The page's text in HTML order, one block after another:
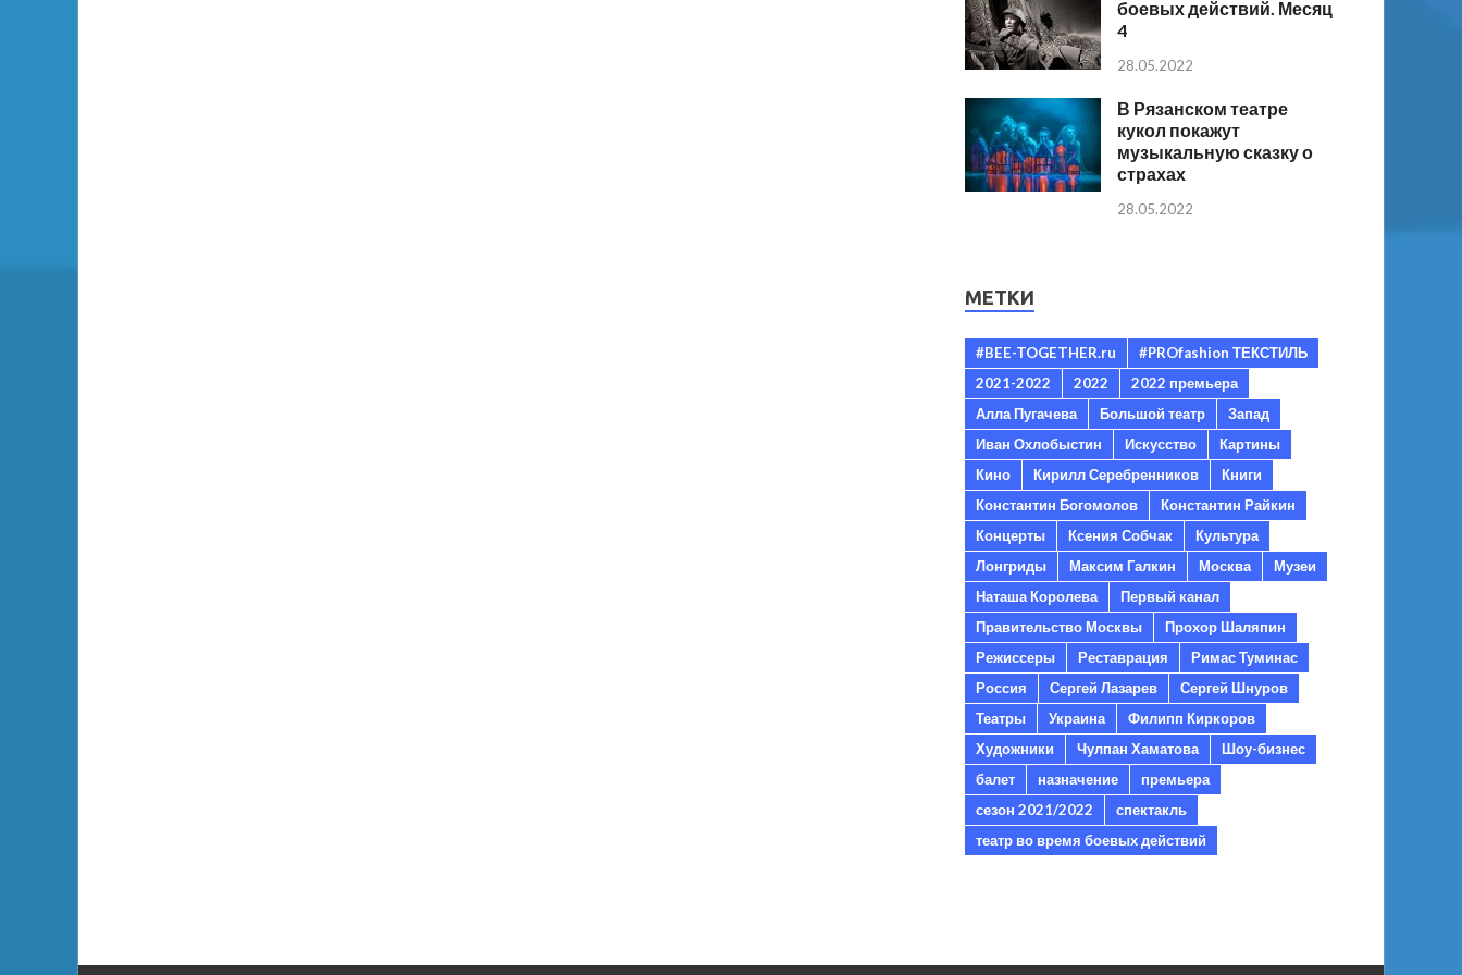
боевых действий. Месяц
4
28.05.2022
В Рязанском театре
кукол покажут
музыкальную сказку о
страхах
28.05.2022
МЕТКИ
#BEE-TOGETHER.ru
#PROfashion ТЕКСТИЛЬ
2021-2022
2022
2022 премьера
Алла Пугачева
Большой театр
Запад
Иван Охлобыстин
Искусство
Картины
Кино
Кирилл Серебренников
Книги
Константин Богомолов
Константин Райкин
Концерты
Ксения Собчак
Культура
Лонгриды
Максим Галкин Москва
Музеи
Наташа Королева
Первый канал
Правительство Москвы
Прохор Шаляпин
Режиссеры
Реставрация
Римас Туминас
Россия
Сергей Лазарев
Сергей Шнуров
Театры
Украина
Филипп Киркоров
Художники
Чулпан Хаматова
Шоу-бизнес
балет
назначение
премьера
сезон 2021/2022
спектакль
театр во время боевых действий